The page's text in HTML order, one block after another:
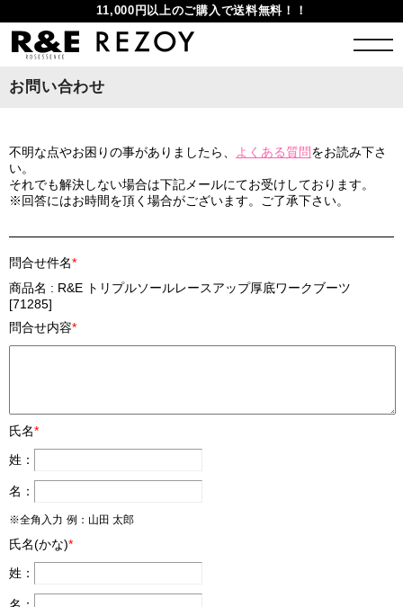
11,000円以上のご購入で送料無料！！
お問い合わせ
不明な点やお困りの事がありましたら、 よくある質問をお読み下さ
い。
それでも解決しない場合は下記メールにてお受けしております。
※回答にはお時間を頂く場合がございます。ご了承下さい。
問合せ件名*
商品名 : R&E トリプルソールレースアップ厚底ワークブーツ
[71285]
問合せ内容*
氏名*
姓：
名：
※全角入力 例：山田 太郎
氏名(かな)*
姓：
名：